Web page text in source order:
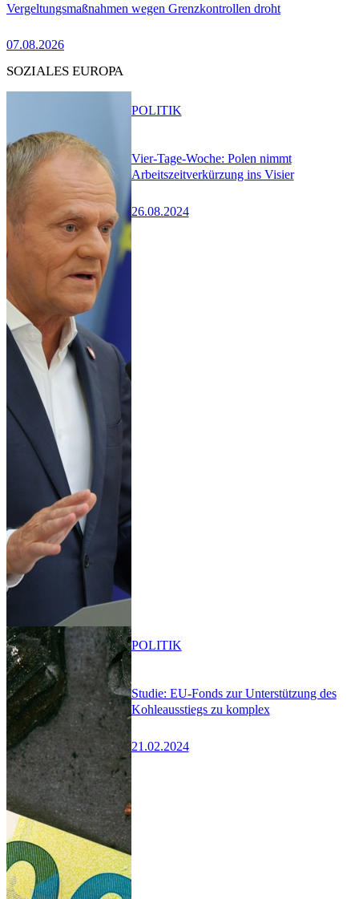
Vergeltungsmaßnahmen wegen Grenzkontrollen droht
07.08.2026
SOZIALES EUROPA
Vier-Tage-Woche: Polen nimmt
Arbeitszeitverkürzung ins Visier
26.08.2024
POLITIK
Studie: EU-Fonds zur Unterstützung des
Kohleausstiegs zu komplex
21.02.2024
POLITIK